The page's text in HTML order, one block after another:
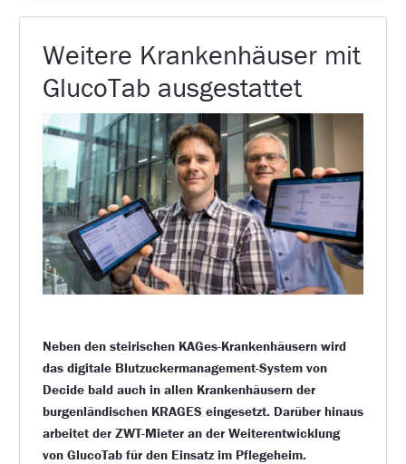
Weitere Krankenhäuser mit
GlucoTab ausgestattet
Neben den steirischen KAGes-Krankenhäusern wird
das digitale Blutzuckermanagement-System von
Decide bald auch in allen Krankenhäusern der
burgenländischen KRAGES eingesetzt. Darüber hinaus
arbeitet der ZWT-Mieter an der Weiterentwicklung
von GlucoTab für den Einsatz im Pflegeheim.